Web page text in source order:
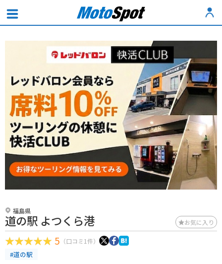
福島県
道の駅 よつくら港 お気に入り
5 （口コミ1件）
#道の駅